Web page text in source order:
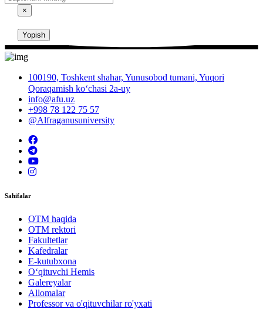
×
Yopish
100190, Toshkent shahar, Yunusobod tumani, Yuqori
Qoraqamish ko‘chasi 2a-uy
info@afu.uz
+998 78 122 75 57
@Alfraganusuniversity
Sahifalar
OTM haqida
OTM rektori
Fakultetlar
Kafedralar
E-kutubxona
O‘qituvchi Hemis
Galereyalar
Allomalar
Professor va o'qituvchilar ro'yxati